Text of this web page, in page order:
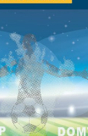
FOOTBALL JEUNESSE &